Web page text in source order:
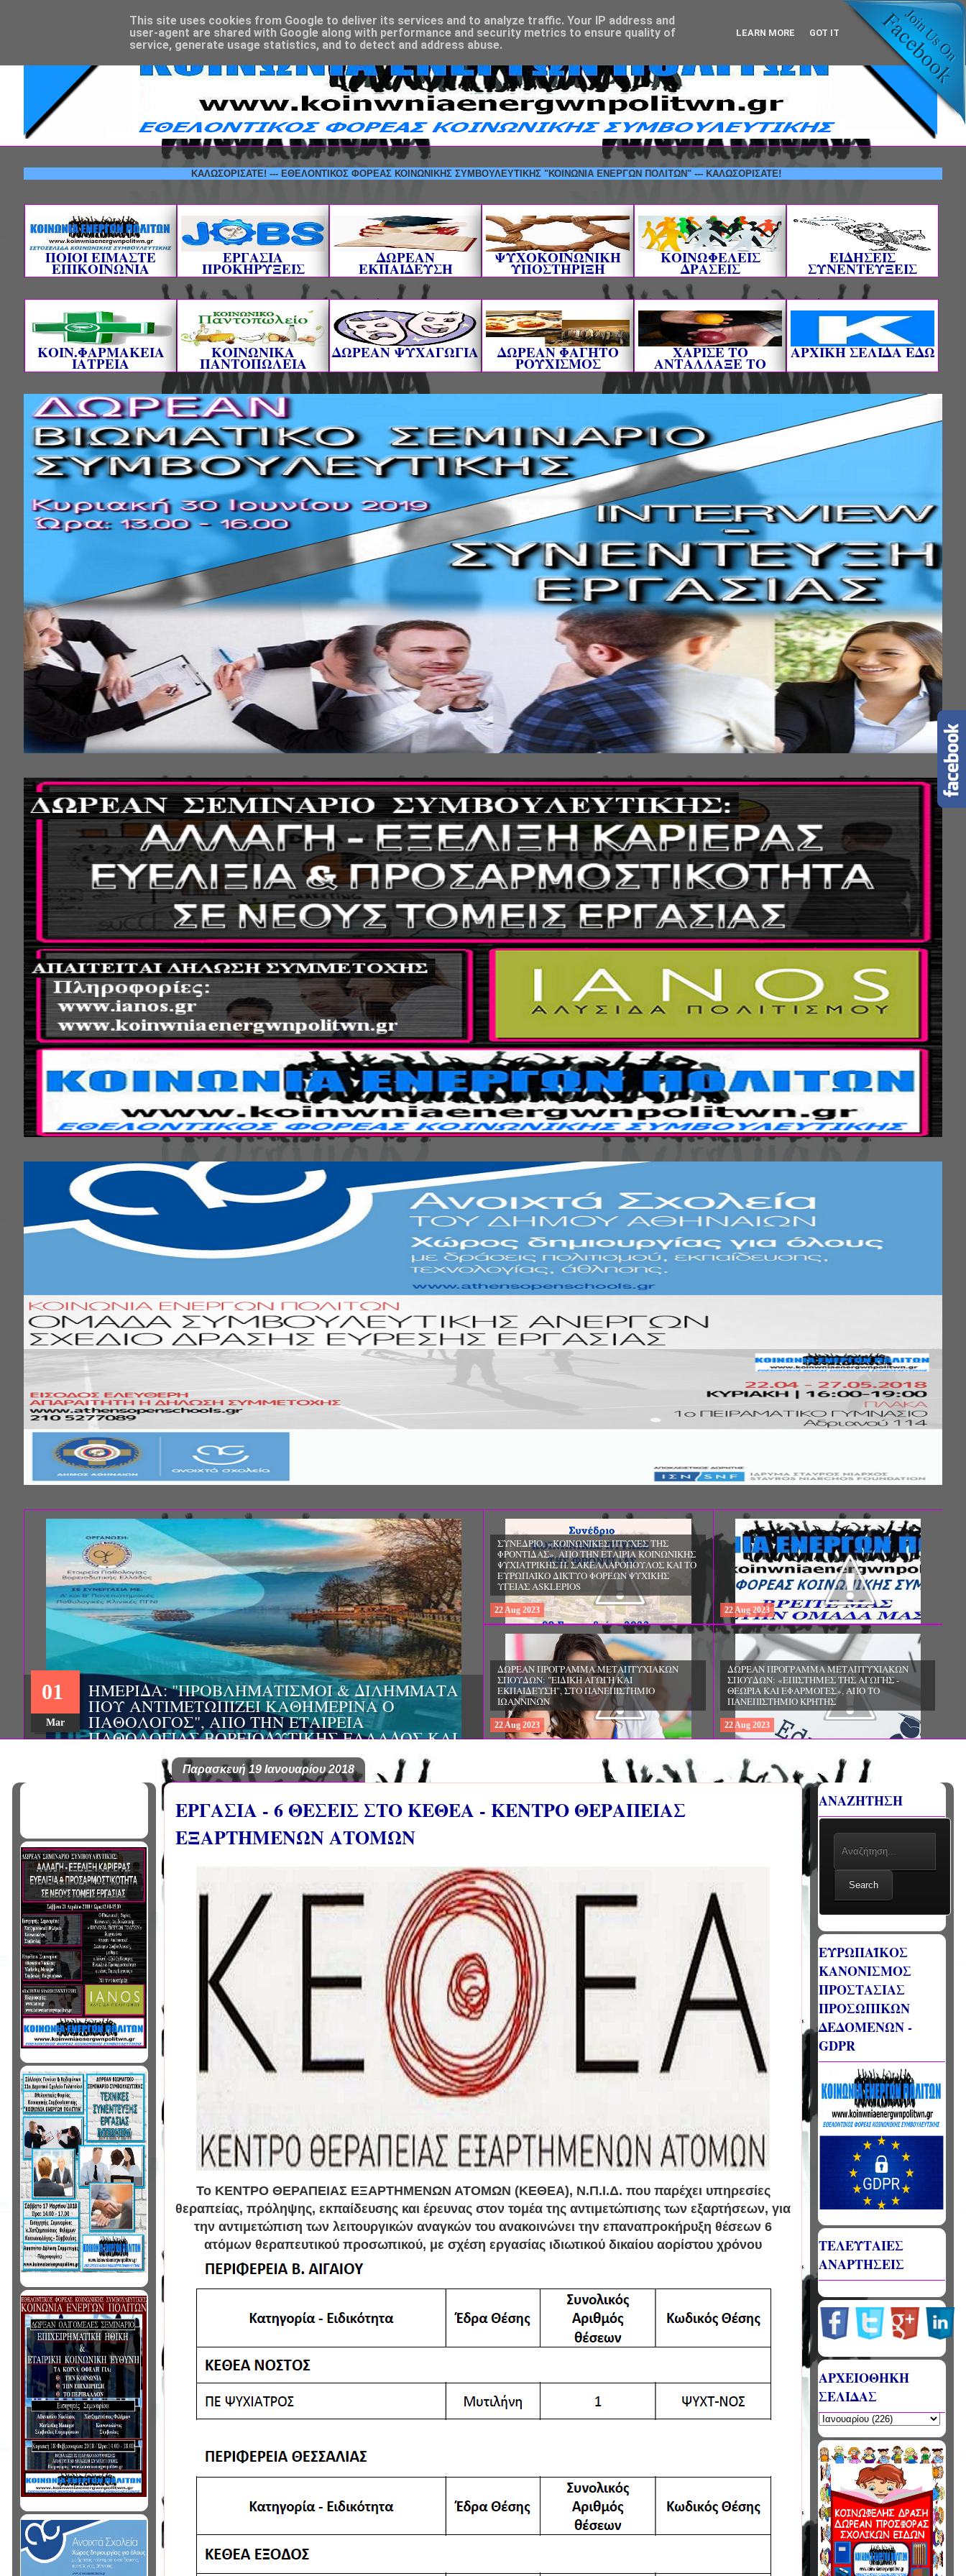
ΚΑΛΩΣΟΡΙΣΑΤΕ! --- ΕΘΕΛΟΝΤΙΚΟΣ ΦΟΡΕΑΣ ΚΟΙΝΩΝΙΚΗΣ ΣΥΜΒΟΥΛΕΥΤΙΚΗΣ "ΚΟΙΝΩΝΙΑ ΕΝΕΡΓΩΝ ΠΟΛΙΤΩΝ" --- ΚΑΛΩΣΟΡΙΣΑΤΕ!
ΠΟΙΟΙ ΕΙΜΑΣΤΕ
ΕΠΙΚΟΙΝΩΝΙΑ
ΕΡΓΑΣΙΑ
ΠΡΟΚΗΡΥΞΕΙΣ
ΔΩΡΕΑΝ
ΕΚΠΑΙΔΕΥΣΗ
ΨΥΧΟΚΟΙΝΩΝΙΚΗ
ΥΠΟΣΤΗΡΙΞΗ
ΚΟΙΝΩΦΕΛΕΙΣ
ΔΡΑΣΕΙΣ
ΕΙΔΗΣΕΙΣ
ΣΥΝΕΝΤΕΥΞΕΙΣ
ΚΟΙΝ.ΦΑΡΜΑΚΕΙΑ
ΙΑΤΡΕΙΑ
ΚΟΙΝΩΝΙΚΑ
ΠΑΝΤΟΠΩΛΕΙΑ
ΔΩΡΕΑΝ ΨΥΧΑΓΩΓΙΑ ΔΩΡΕΑΝ ΦΑΓΗΤΟ
ΡΟΥΧΙΣΜΟΣ
ΧΑΡΙΣΕ ΤΟ
ΑΝΤΑΛΛΑΞΕ ΤΟ
AΡΧΙΚΗ ΣΕΛΙΔΑ ΕΔΩ
ΣΥΝΕΔΡΙΟ: «ΚΟΙΝΩΝΙΚΕΣ ΠΤΥΧΕΣ ΤΗΣ
ΦΡΟΝΤΙΔΑΣ», ΑΠΟ ΤΗΝ ΕΤΑΙΡΙΑ ΚΟΙΝΩΝΙΚΗΣ
ΨΥΧΙΑΤΡΙΚΗΣ Π. ΣΑΚΕΛΛΑΡΟΠΟΥΛΟΣ ΚΑΙ ΤΟ
EΥΡΩΠΑΪΚΟ ΔΙΚΤΥΟ ΦΟΡΕΩΝ ΨΥΧΙΚΗΣ ΥΓΕΙΑΣ
ΑSKLEPIOS
22
Aug
22Aug 2023
ΔΩΡΕΑΝ ΠΡΟΓΡΑΜΜΑ ΜΕΤΑΠΤΥΧΙΑΚΩΝ
ΣΠΟΥΔΩΝ: "ΕΙΔΙΚΗ ΑΓΩΓΗ ΚΑΙ
ΕΚΠΑΙΔΕΥΣΗ", ΣΤΟ ΠΑΝΕΠΙΣΤΗΜΙΟ
ΙΩΑΝΝΙΝΩΝ
22Aug 2023
ΔΩΡΕΑΝ ΠΡΟΓΡΑΜΜΑ ΜΕΤΑΠΤΥΧΙΑΚΩΝ
ΣΠΟΥΔΩΝ: «ΕΠΙΣΤΗΜΕΣ ΤΗΣ ΑΓΩΓΗΣ -
ΘΕΩΡΙΑ ΚΑΙ ΕΦΑΡΜΟΓΕΣ», ΑΠΟ ΤΟ
ΠΑΝΕΠΙΣΤΗΜΙΟ ΚΡΗΤΗΣ
22Aug 2023
ΔΩΡΕΑΝ ΠΡΟΓΡΑΜΜΑ ΜΕΤΑΠΤΥΧΙΑΚΩΝ
ΣΠΟΥΔΩΝ: «ΕΠΙΣΤΗΜΕΣ ΤΗΣ ΕΚΠΑΙΔΕΥΣΗΣ
ΚΑΙ ΤΗΣ ΑΓΩΓΗΣ - ΔΙΕΠΙΣΤΗΜΟΝΙΚΕΣ
ΠΡΟΣΕΓΓΙΣΕΙΣ ΣΤΗΝ ΠΡΟΣΧΟΛΙΚΗ ΚΑΙ
ΠΡΩΤΗ ΣΧΟΛΙΚΗ ΗΛΙΚΙΑ», ΑΠΟ ΤΟ
ΠΑΙΔΑΓΩΓΙΚΟ ΤΜΗΜΑ ΝΗΠΙΑΓΩΓΩΝ ΤΟΥ
ΠΑΝΕΠΙΣΤΗΜΙΟΥ ΙΩΑΝΝΙΝΩΝ
22Aug 2023
Παρασκευή 19 Ιανουαρίου 2018
ΕΡΓΑΣΙΑ - 6 ΘΕΣΕΙΣ ΣΤΟ ΚΕΘΕΑ - ΚΕΝΤΡΟ ΘΕΡΑΠΕΙΑΣ
ΕΞΑΡΤΗΜΕΝΩΝ ΑΤΟΜΩΝ
Το ΚΕΝΤΡΟ ΘΕΡΑΠΕΙΑΣ ΕΞΑΡΤΗΜΕΝΩΝ ΑΤΟΜΩΝ (ΚΕΘΕΑ), Ν.Π.Ι.Δ. που παρέχει υπηρεσίες
θεραπείας, πρόληψης, εκπαίδευσης και έρευνας στον τομέα της αντιμετώπισης των εξαρτήσεων, για
την αντιμετώπιση των λειτουργικών αναγκών του ανακοινώνει την επαναπροκήρυξη θέσεων 6
ατόμων θεραπευτικού προσωπικού, με σχέση εργασίας ιδιωτικού δικαίου αορίστου χρόνου
ΑΝΑΖΗΤΗΣΗ
Search
ΕΥΡΩΠΑΪΚΟΣ
ΚΑΝΟΝΙΣΜΟΣ
ΠΡΟΣΤΑΣΙΑΣ
ΠΡΟΣΩΠΙΚΩΝ
ΔΕΔΟΜΕΝΩΝ -
GDPR
ΤΕΛΕΥΤΑΙΕΣ
ΑΝΑΡΤΗΣΕΙΣ
ΑΡΧΕΙΟΘΗΚΗ
ΣΕΛΙΔΑΣ
This site uses cookies from Google to deliver its services and to analyze traffic. Your IP address and
user-agent are shared with Google along with performance and security metrics to ensure quality of
service, generate usage statistics, and to detect and address abuse.
LEARN MORE GOT IT